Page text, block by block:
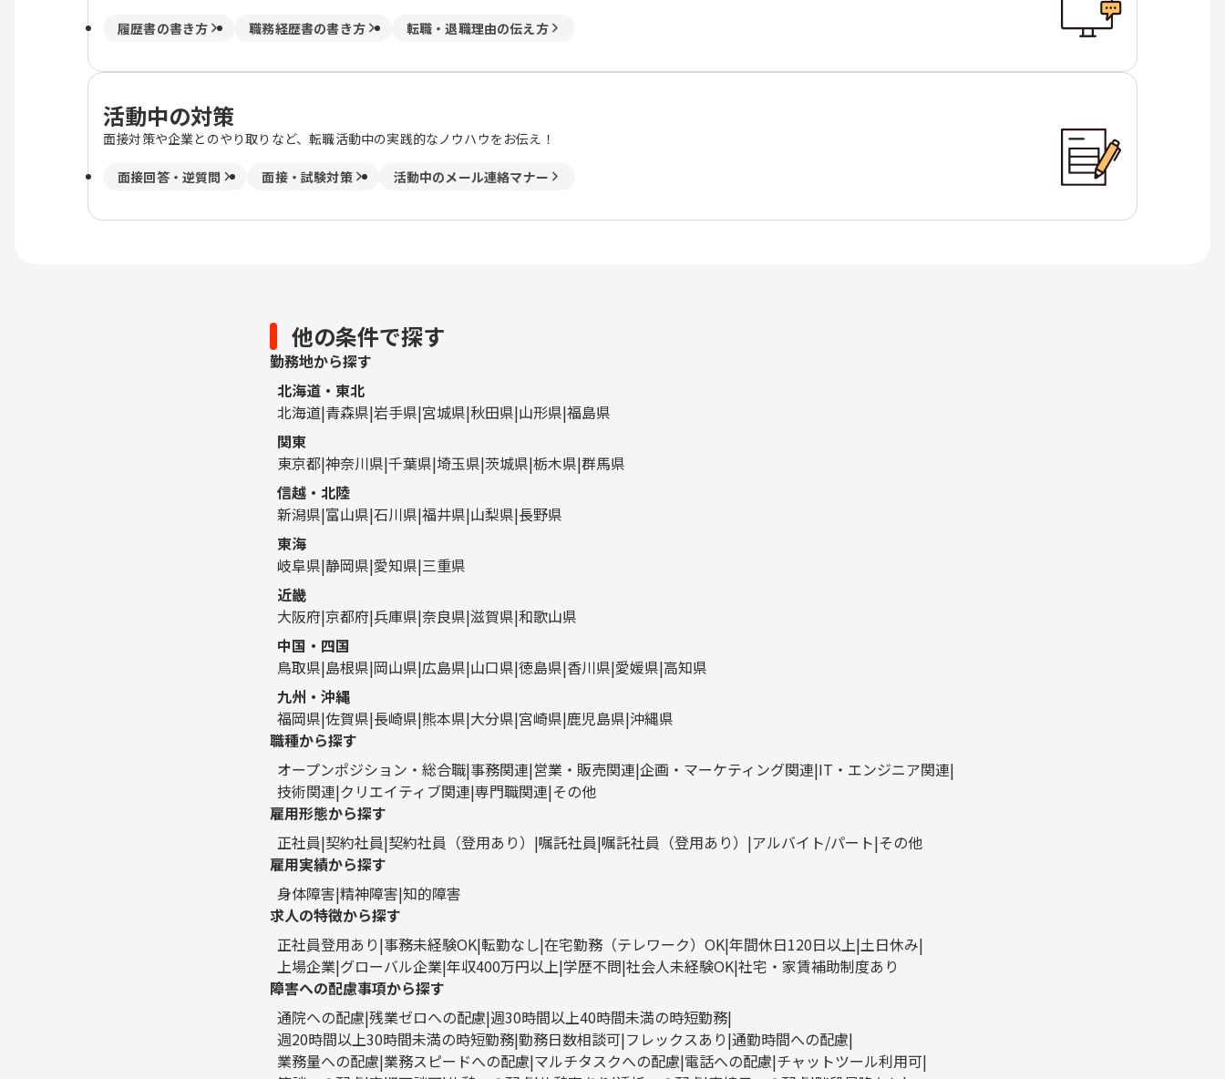
履歴書の書き方 職務経歴書の書き方 転職・退職理由の伝え方
活動中の対策
面接対策や企業とのやり取りなど、転職活動中の実践的なノウハウをお伝え！
面接回答・逆質問 面接・試験対策 活動中のメール連絡マナー
他の条件で探す
勤務地から探す
北海道・東北
北海道 青森県 岩手県 宮城県 秋田県 山形県 福島県
関東
東京都 神奈川県 千葉県 埼玉県 茨城県 栃木県 群馬県
信越・北陸
新潟県 富山県 石川県 福井県 山梨県 長野県
東海
岐阜県 静岡県 愛知県 三重県
近畿
大阪府 京都府 兵庫県 奈良県 滋賀県 和歌山県
中国・四国
鳥取県 島根県 岡山県 広島県 山口県 徳島県 香川県 愛媛県 高知県
九州・沖縄
福岡県 佐賀県 長崎県 熊本県 大分県 宮崎県 鹿児島県 沖縄県
職種から探す
オープンポジション・総合職 事務関連 営業・販売関連 企画・マーケティング関連 IT・エンジニア関連
技術関連 クリエイティブ関連 専門職関連 その他
雇用形態から探す
正社員 契約社員 契約社員（登用あり） 嘱託社員 嘱託社員（登用あり） アルバイト/パート その他
雇用実績から探す
身体障害 精神障害 知的障害
求人の特徴から探す
正社員登用あり 事務未経験OK 転勤なし 在宅勤務（テレワーク）OK 年間休日120日以上 土日休み
上場企業 グローバル企業 年収400万円以上 学歴不問 社会人未経験OK 社宅・家賃補助制度あり
障害への配慮事項から探す
通院への配慮 残業ゼロへの配慮 週30時間以上40時間未満の時短勤務
週20時間以上30時間未満の時短勤務 勤務日数相談可 フレックスあり 通勤時間への配慮
業務量への配慮 業務スピードへの配慮 マルチタスクへの配慮 電話への配慮 チャットツール利用可